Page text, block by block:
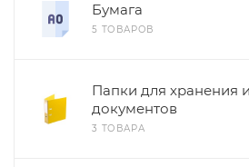
Бумага
5 ТОВАРОВ
Папки для хранения
документов
3 ТОВАРА